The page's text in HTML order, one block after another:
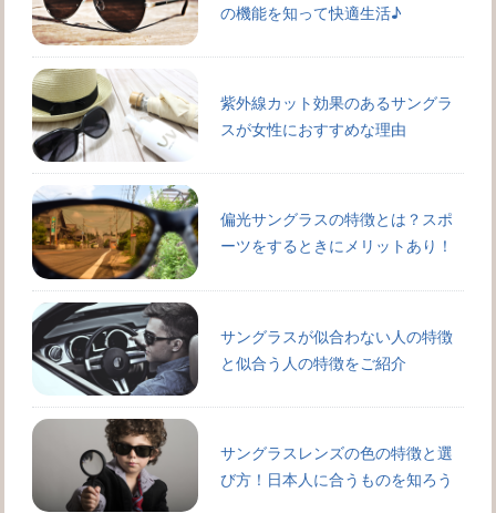
の機能を知って快適生活♪
紫外線カット効果のあるサングラ
スが女性におすすめな理由
偏光サングラスの特徴とは？スポ
ーツをするときにメリットあり！
サングラスが似合わない人の特徴
と似合う人の特徴をご紹介
サングラスレンズの色の特徴と選
び方！日本人に合うものを知ろう